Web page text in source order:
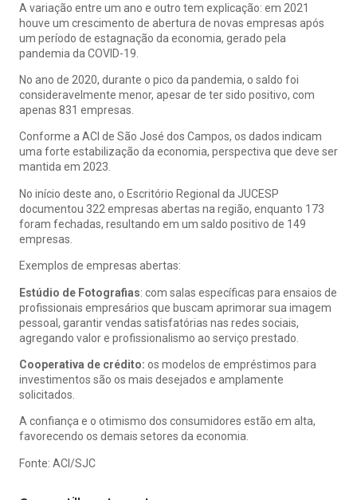
A variação entre um ano e outro tem explicação: em 2021
houve um crescimento de abertura de novas empresas após
um período de estagnação da economia, gerado pela
pandemia da COVID-19.
No ano de 2020, durante o pico da pandemia, o saldo foi
consideravelmente menor, apesar de ter sido positivo, com
apenas 831 empresas.
Conforme a ACI de São José dos Campos, os dados indicam
uma forte estabilização da economia, perspectiva que deve ser
mantida em 2023.
No início deste ano, o Escritório Regional da JUCESP
documentou 322 empresas abertas na região, enquanto 173
foram fechadas, resultando em um saldo positivo de 149
empresas.
Exemplos de empresas abertas:
Estúdio de Fotografias: com salas específicas para ensaios de
profissionais empresários que buscam aprimorar sua imagem
pessoal, garantir vendas satisfatórias nas redes sociais,
agregando valor e profissionalismo ao serviço prestado.
Cooperativa de crédito: os modelos de empréstimos para
investimentos são os mais desejados e amplamente
solicitados.
A confiança e o otimismo dos consumidores estão em alta,
favorecendo os demais setores da economia.
Fonte: ACI/SJC